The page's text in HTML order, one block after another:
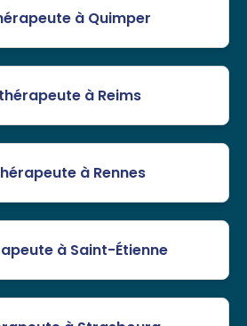
à Quimper
à Reims
à Rennes
à Saint-Étienne